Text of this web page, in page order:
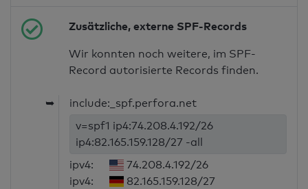
Zusätzliche, externe SPF-Records
Wir konnten noch weitere, im SPF-
Record autorisierte Records finden.
➥
include:_spf.perfora.net
v=spf1 ip4:74.208.4.192/26
ip4:82.165.159.128/27 -all
ipv4:
74.208.4.192/26
ipv4:
82.165.159.128/27